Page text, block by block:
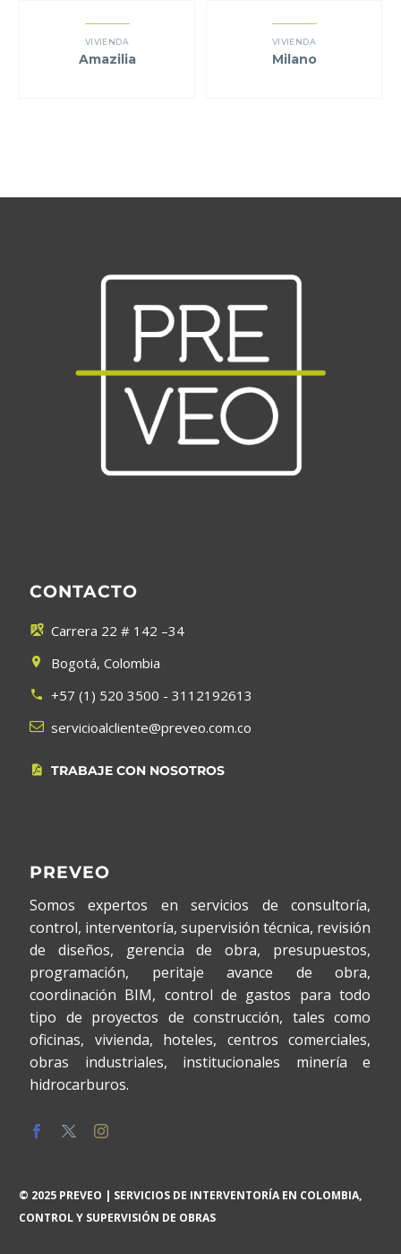
VIVIENDA
Amazilia
VIVIENDA
Milano
CONTACTO

 Carrera 22 # 142 –34

 Bogotá, Colombia

 +57 (1) 520 3500 - 3112192613

 servicioalcliente@preveo.com.co

 TRABAJE CON NOSOTROS
PREVEO
Somos expertos en servicios de consultoría,
control, interventoría, supervisión técnica, revisión
de diseños, gerencia de obra, presupuestos,
programación, peritaje avance de obra,
coordinación BIM, control de gastos para todo
tipo de proyectos de construcción, tales como
oficinas, vivienda, hoteles, centros comerciales,
obras industriales, institucionales minería e
hidrocarburos.
© 2025 PREVEO | SERVICIOS DE INTERVENTORÍA EN COLOMBIA,
CONTROL Y SUPERVISIÓN DE OBRAS